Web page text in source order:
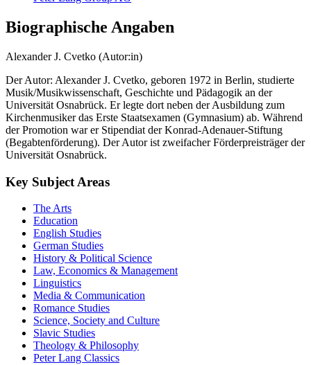
Biographische Angaben
Alexander J. Cvetko (Autor:in)
Der Autor: Alexander J. Cvetko, geboren 1972 in Berlin, studierte
Musik/Musikwissenschaft, Geschichte und Pädagogik an der
Universität Osnabrück. Er legte dort neben der Ausbildung zum
Kirchenmusiker das Erste Staatsexamen (Gymnasium) ab. Während
der Promotion war er Stipendiat der Konrad-Adenauer-Stiftung
(Begabtenförderung). Der Autor ist zweifacher Förderpreisträger der
Universität Osnabrück.
Key Subject Areas
The Arts
Education
English Studies
German Studies
History & Political Science
Law, Economics & Management
Linguistics
Media & Communication
Romance Studies
Science, Society and Culture
Slavic Studies
Theology & Philosophy
Peter Lang Classics